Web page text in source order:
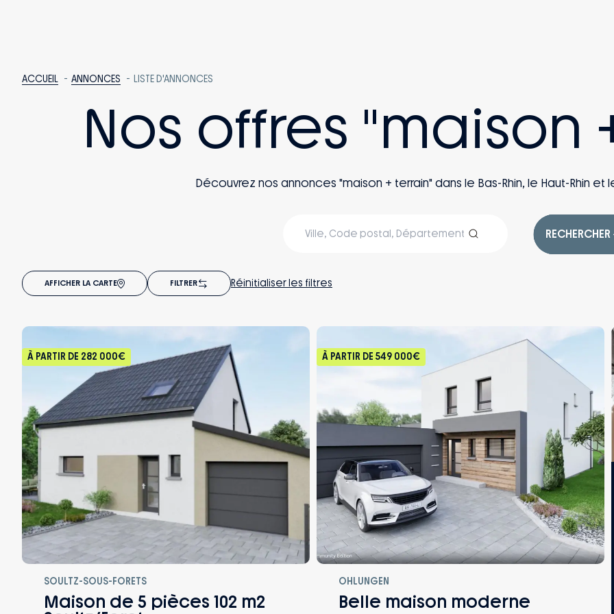
ACCUEIL ANNONCES LISTE D'ANNONCES
Nos offres "maison
Découvrez nos annonces "maison + terrain" dans le Bas-Rhin, le Haut-Rhin et
RECHERCHER
AFFICHER LA CARTE FILTRER Réinitialiser les filtres
À PARTIR DE 282 000€
SOULTZ-SOUS-FORETS
Maison de 5 pièces 102 m2
À PARTIR DE 549 000€
OHLUNGEN
Belle maison moderne